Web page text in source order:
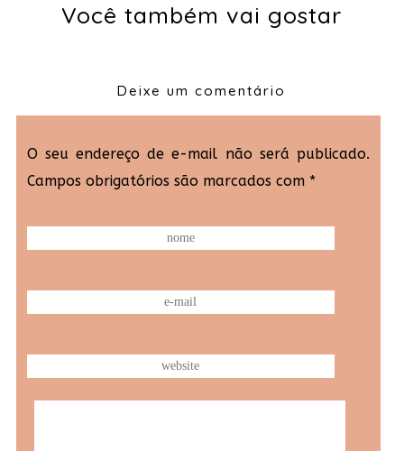
Você também vai gostar
Deixe um comentário
O seu endereço de e-mail não será publicado.
Campos obrigatórios são marcados com *